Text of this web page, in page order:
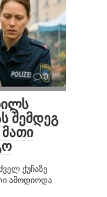
0
შემდეგ
ქუჩაზე
ამოდიოდა